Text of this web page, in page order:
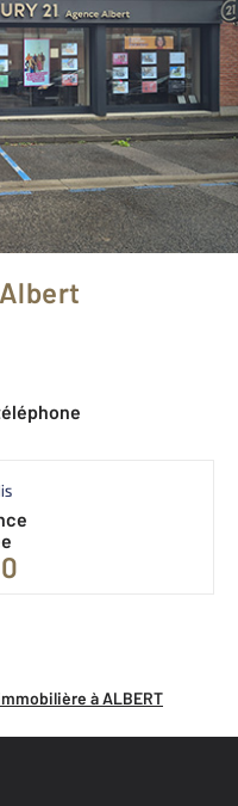
Albert
à ALBERT